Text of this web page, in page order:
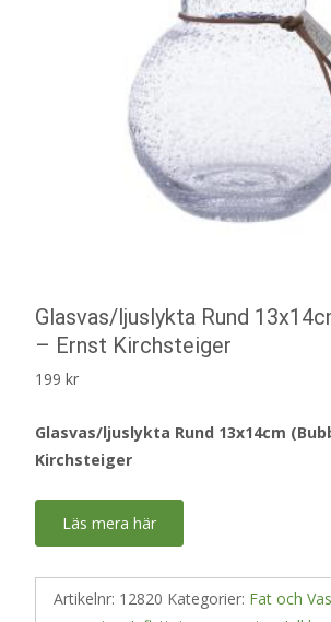
Glasvas/ljuslykta Rund
– Ernst Kirchsteiger
199 kr
Glasvas/ljuslykta Rund 13x14cm
Kirchsteiger
Läs mera här
Artikelnr: 12820 Kategorier: Fat och